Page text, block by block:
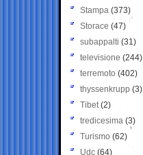
Stampa (373)
Storace (47)
subappalti (31)
televisione(244)
terremoto (402)
thyssenkrupp (3)
Tibet(2)
tredicesima (3)
Turismo (62)
Udc (64)